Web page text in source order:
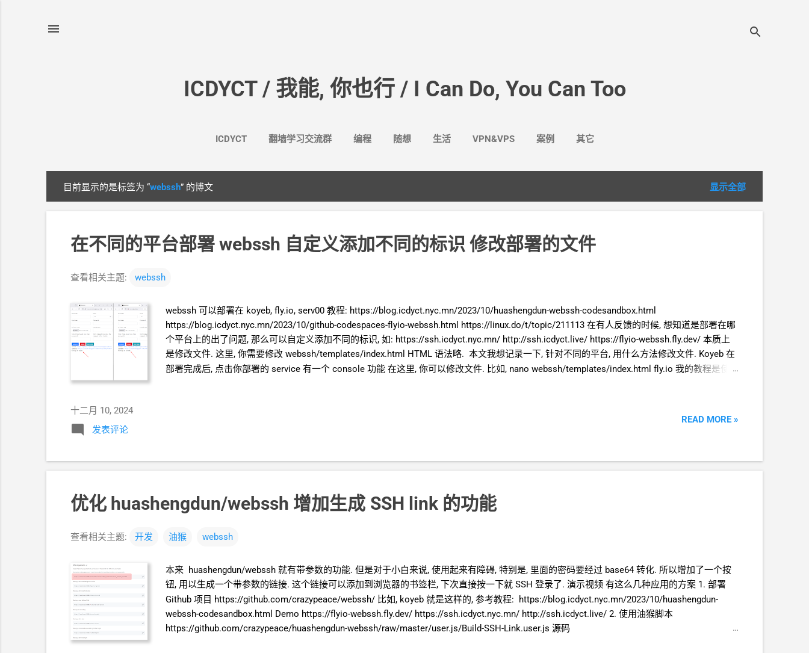
ICDYCT / 我能, 你也行 / I Can Do, You Can Too
ICDYCT 翻墙学习交流群 编程 随想 生活 VPN&VPS 案例 其它
文
目前显示的是标签为 “webssh” 的博文 显示全部
在不同的平台部署 webssh 自定义添加不同的标识 修改部署的文件
查看相关主题: webssh
webssh 可以部署在 koyeb, fly.io, serv00 教程: https://blog.icdyct.nyc.mn/2023/10/huashengdun-webssh-codesandbox.html
https://blog.icdyct.nyc.mn/2023/10/github-codespaces-flyio-webssh.html https://linux.do/t/topic/211113 在有人反馈的时候, 想知道是部署在哪
个平台上的出了问题, 那么可以自定义添加不同的标识, 如: https://ssh.icdyct.nyc.mn/ http://ssh.icdyct.live/ https://flyio-webssh.fly.dev/ 本质上
是修改文件. 这里, 你需要修改 webssh/templates/index.html HTML 语法略. 本文我想记录一下, 针对不同的平台, 用什么方法修改文件. Koyeb 在
部署完成后, 点击你部署的 service 有一个 console 功能 在这里, 你可以修改文件. 比如, nano webssh/templates/index.html fly.io 我的教程是使
十二月 10, 2024
发表评论
READ MORE »
优化 huashengdun/webssh 增加生成 SSH link 的功能
查看相关主题: 开发 油猴 webssh
本来 huashengdun/webssh 就有带参数的功能. 但是对于小白来说, 使用起来有障碍, 特别是, 里面的密码要经过 base64 转化. 所以增加了一个按
钮, 用以生成一个带参数的链接. 这个链接可以添加到浏览器的书签栏, 下次直接按一下就 SSH 登录了. 演示视频 有这么几种应用的方案 1. 部署
Github 项目 https://github.com/crazypeace/webssh/ 比如, koyeb 就是这样的, 参考教程: https://blog.icdyct.nyc.mn/2023/10/huashengdun-
webssh-codesandbox.html Demo https://flyio-webssh.fly.dev/ https://ssh.icdyct.nyc.mn/ http://ssh.icdyct.live/ 2. 使用油猴脚本
https://github.com/crazypeace/huashengdun-webssh/raw/master/user.js/Build-SSH-Link.user.js 源码